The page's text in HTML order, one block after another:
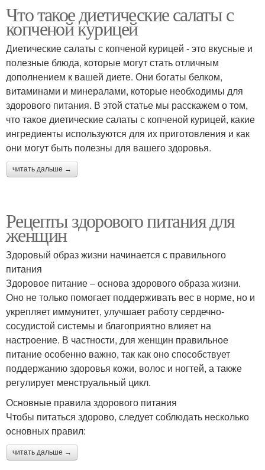
Что такое диетические салаты с
копченой курицей
Диетические салаты с копченой курицей - это вкусные и
полезные блюда, которые могут стать отличным
дополнением к вашей диете. Они богаты белком,
витаминами и минералами, которые необходимы для
здорового питания. В этой статье мы расскажем о том,
что такое диетические салаты с копченой курицей, какие
ингредиенты используются для их приготовления и как
они могут быть полезны для вашего здоровья.
читать дальше →
Рецепты здорового питания для
женщин
Здоровый образ жизни начинается с правильного
питания
Здоровое питание – основа здорового образа жизни.
Оно не только помогает поддерживать вес в норме, но и
укрепляет иммунитет, улучшает работу сердечно-
сосудистой системы и благоприятно влияет на
настроение. В частности, для женщин правильное
питание особенно важно, так как оно способствует
поддержанию здоровья кожи, волос и ногтей, а также
регулирует менструальный цикл.
Основные правила здорового питания
Чтобы питаться здорово, следует соблюдать несколько
основных правил:
читать дальше →